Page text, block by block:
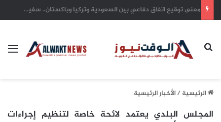
يد العطاء الكويتية.. شريان أمل يتدفق في شرايين غزة واليمن والسودان وتشاد
بحث عن
الرئيسية/الأخبار الرئيسية
المجلس البلدي يعتمد لائحة خاصة لتنظيم إجراءات